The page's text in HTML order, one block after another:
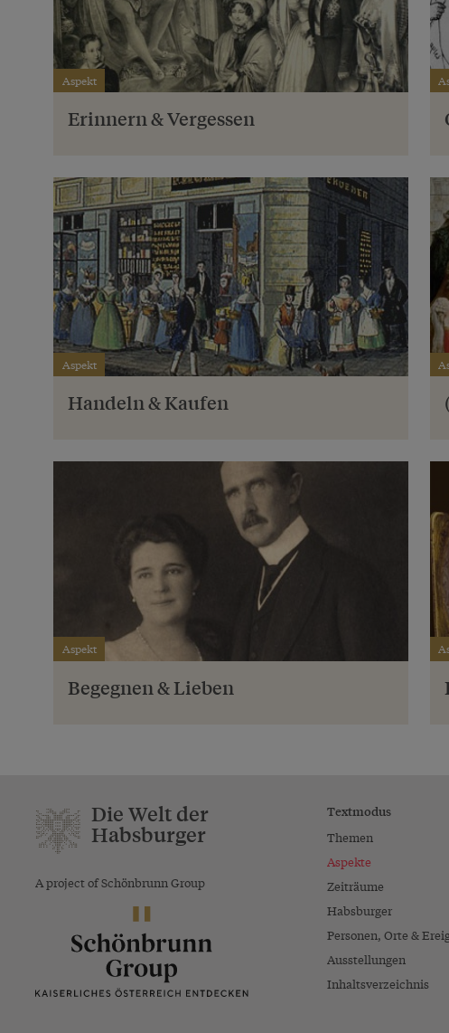
Aspekt
Erinnern & Vergessen
Aspekt
Handeln & Kaufen
Aspekt
Begegnen & Lieben
Die Welt der
Habsburger
A project of Schönbrunn Group
Textmodus
Themen
Aspekte
Zeiträume
Habsburger
Personen, Orte &
Ausstellungen
Inhaltsverzeichnis